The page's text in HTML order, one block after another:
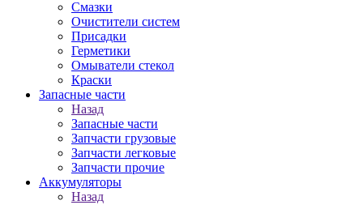
Смазки
Очистители систем
Присадки
Герметики
Омыватели стекол
Краски
Запасные части
Назад
Запасные части
Запчасти грузовые
Запчасти легковые
Запчасти прочие
Аккумуляторы
Назад